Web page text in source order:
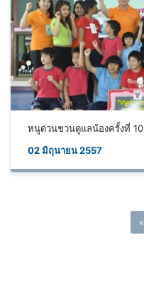
หนูด่วนชวนดูแลน้องครั้งที่ 10
02 มิถุนายน 2557
«